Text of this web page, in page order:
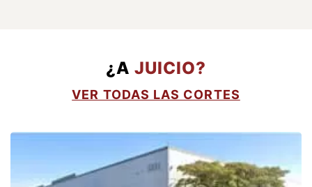
¿AJUICIO?
VER TODAS LAS CORTES